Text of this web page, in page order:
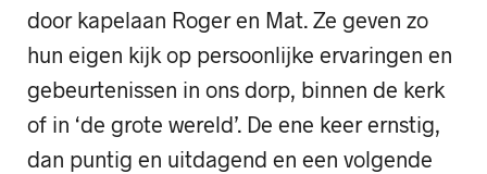
door kapelaan Roger en Mat. Ze geven zo
hun eigen kijk op persoonlijke ervaringen en
gebeurtenissen in ons dorp, binnen de kerk
of in ‘de grote wereld’. De ene keer ernstig,
dan puntig en uitdagend en een volgende